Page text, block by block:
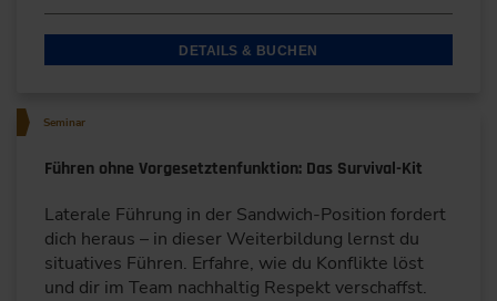
DETAILS & BUCHEN
Seminar
Führen ohne Vorgesetztenfunktion: Das Survival-Kit
Laterale Führung in der Sandwich-Position fordert
dich heraus – in dieser Weiterbildung lernst du
situatives Führen. Erfahre, wie du Konflikte löst
und dir im Team nachhaltig Respekt verschaffst.